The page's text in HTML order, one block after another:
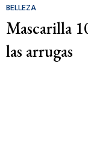
BELLEZA
Mascarilla
las arrugas